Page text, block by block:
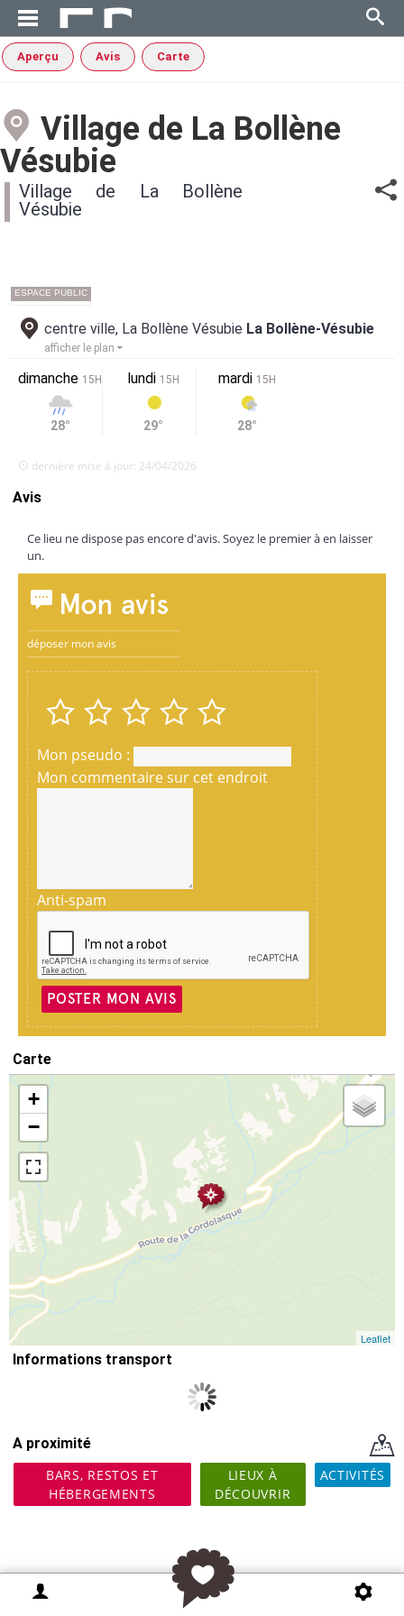
Aperçu Avis Carte
Village de La Bollène
Vésubie
Village de La Bollène
Vésubie
ESPACE PUBLIC
centre ville, La Bollène Vésubie La Bollène-Vésubie
afficher le plan
dimanche 15H
28°
lundi 15H
29°
mardi 15H
28°
dernière mise à jour: 24/04/2026
Avis
Ce lieu ne dispose pas encore d'avis. Soyez le premier à en laisser
un.
Mon avis
déposer mon avis
Mon pseudo :
Mon commentaire sur cet endroit
Anti-spam
POSTER MON AVIS
Carte
+
−
Leaflet
Informations transport
A proximité
BARS, RESTOS ET
HÉBERGEMENTS
LIEUX À
DÉCOUVRIR
ACTIVITÉS